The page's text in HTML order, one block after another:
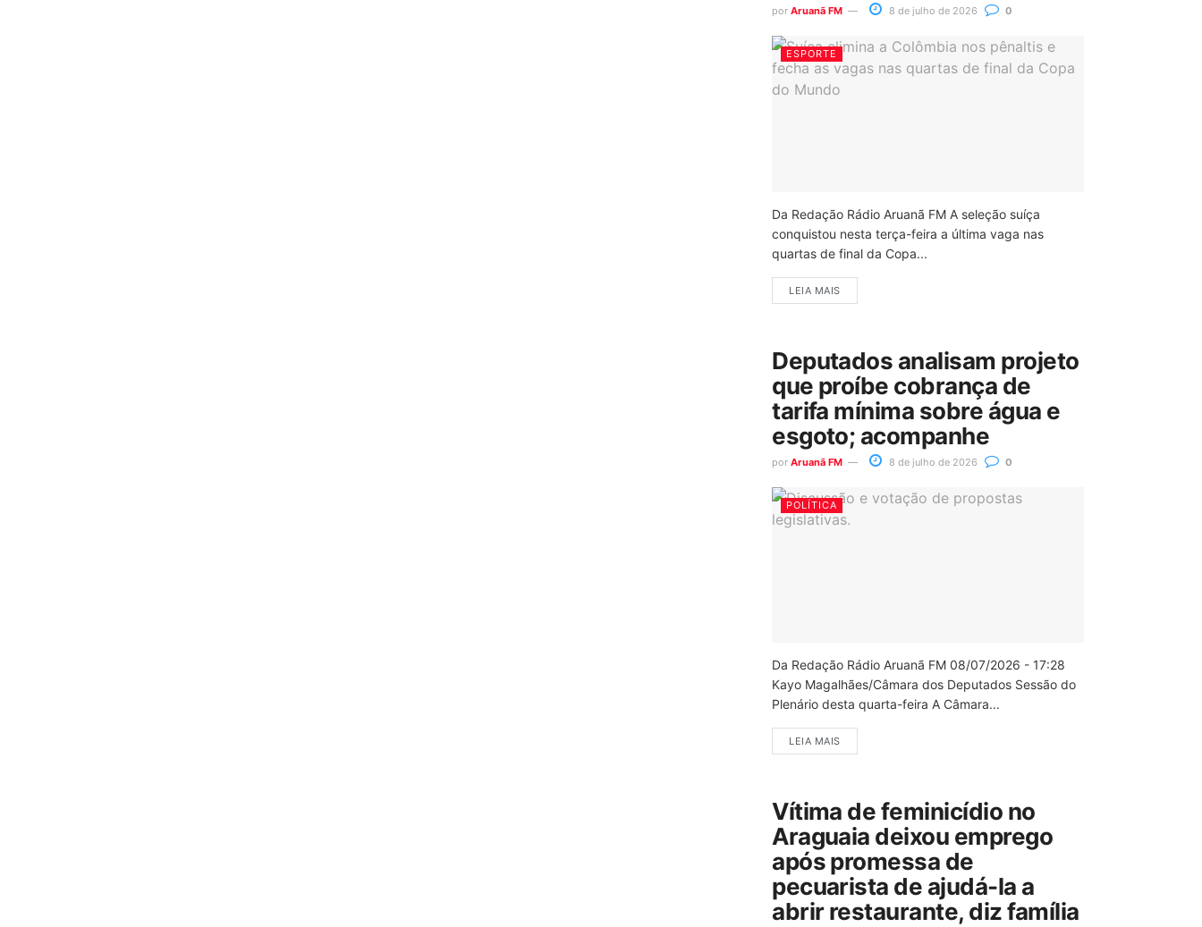
por Aruanã FM 8 de julho de 2026 0
ESPORTE
Da Redação Rádio Aruanã FM A seleção suíça
conquistou nesta terça-feira a última vaga nas
quartas de final da Copa...
LEIA MAIS
Deputados analisam projeto
que proíbe cobrança de
tarifa mínima sobre água e
esgoto; acompanhe
por Aruanã FM 8 de julho de 2026 0
POLÍTICA
Da Redação Rádio Aruanã FM 08/07/2026 - 17:28
Kayo Magalhães/Câmara dos Deputados Sessão do
Plenário desta quarta-feira A Câmara...
LEIA MAIS
Vítima de feminicídio no
Araguaia deixou emprego
após promessa de
pecuarista de ajudá-la a
abrir restaurante, diz família